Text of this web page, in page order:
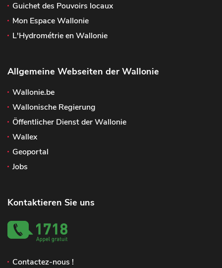
Guichet des Pouvoirs locaux
Mon Espace Wallonie
L'Hydrométrie en Wallonie
Allgemeine Webseiten der Wallonie
Wallonie.be
Wallonische Regierung
Öffentlicher Dienst der Wallonie
Wallex
Geoportal
Jobs
Kontaktieren Sie uns
Contactez-nous !